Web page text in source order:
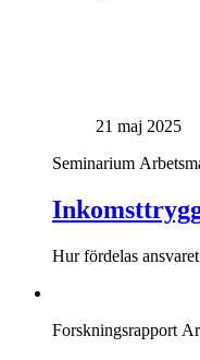
21 maj 2025
Seminarium
Hur fördelas
Forskningsrapport